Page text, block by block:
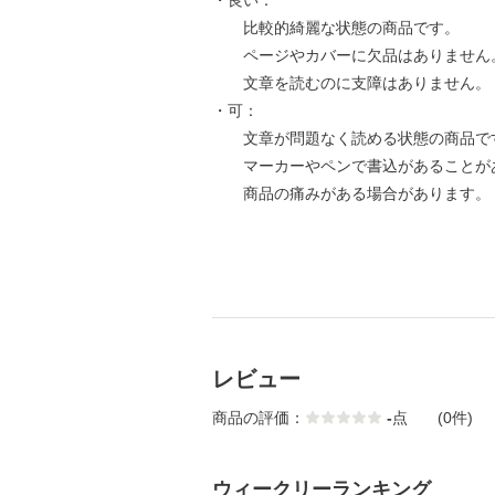
比較的綺麗な状態の商品です。
ページやカバーに欠品はありません
文章を読むのに支障はありません。
・可：
文章が問題なく読める状態の商品で
マーカーやペンで書込があることが
商品の痛みがある場合があります。
レビュー
商品の評価： -点 (0件)
ウィークリーランキング